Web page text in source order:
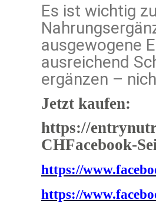
Es ist wichtig
ausgewogene
ausreichend
ergänzen –
Jetzt kaufen:
https://
CHFacebook-
https://
https://